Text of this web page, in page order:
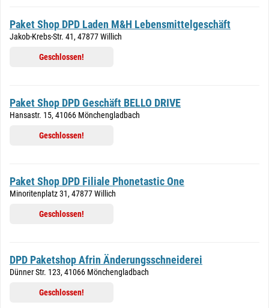
Paket Shop DPD Laden M&H Lebensmittelgeschäft
Jakob-Krebs-Str. 41, 47877 Willich
Geschlossen!
Paket Shop DPD Geschäft BELLO DRIVE
Hansastr. 15, 41066 Mönchengladbach
Geschlossen!
Paket Shop DPD Filiale Phonetastic One
Minoritenplatz 31, 47877 Willich
Geschlossen!
DPD Paketshop Afrin Änderungsschneiderei
Dünner Str. 123, 41066 Mönchengladbach
Geschlossen!